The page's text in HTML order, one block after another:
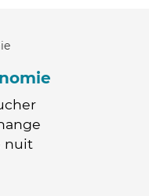
nuit